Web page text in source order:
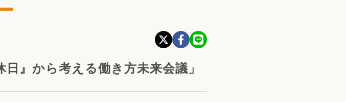
』から考える働き方未来会議」